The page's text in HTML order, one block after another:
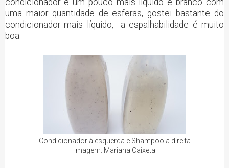
condicionador é um pouco mais líquido e branco com
uma maior quantidade de esferas, gostei bastante do
condicionador mais líquido, a espalhabilidade é muito
boa.
Condicionador à esquerda e Shampoo a direita
Imagem: Mariana Caixeta